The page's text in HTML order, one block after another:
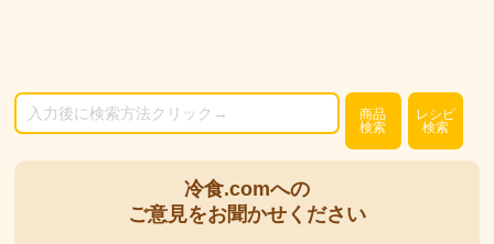
商品
検索
レシピ
検索
冷食.comへの
ご意見をお聞かせください